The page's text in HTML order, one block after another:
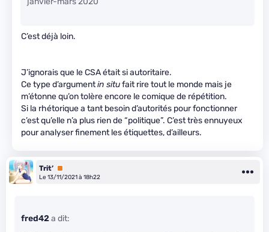
C’est déjà loin.
J’ignorais que le CSA était si autoritaire.
Ce type d’argumentin situfait rire tout le monde mais je
m’étonne qu’on tolère encore le comique de répétition.
Si la rhétorique a tant besoin d’autorités pour fonctionner
c’est qu’elle n’a plus rien de “politique”. C’est très ennuyeux
pour analyser finement les étiquettes, d’ailleurs.
Trit’ Premium
Le 13/11/2021 à 18h22
fred42a dit: